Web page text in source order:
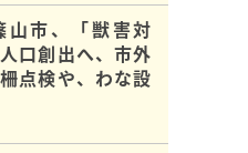
山市、「獣害対
口創出へ、市外
点検や、わな設